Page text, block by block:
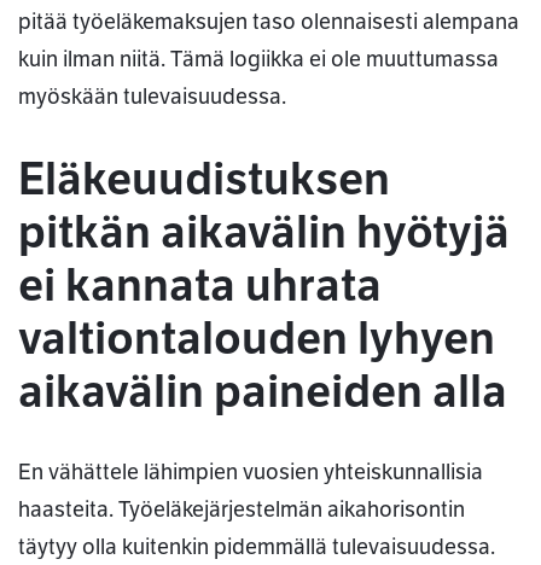
pitää työeläkemaksujen taso olennaisesti alempana
kuin ilman niitä. Tämä logiikka ei ole muuttumassa
myöskään tulevaisuudessa.
Eläkeuudistuksen
pitkän aikavälin hyötyjä
ei kannata uhrata
valtiontalouden lyhyen
aikavälin paineiden alla
En vähättele lähimpien vuosien yhteiskunnallisia
haasteita. Työeläkejärjestelmän aikahorisontin
täytyy olla kuitenkin pidemmällä tulevaisuudessa.